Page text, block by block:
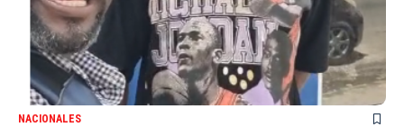
NACIONALES